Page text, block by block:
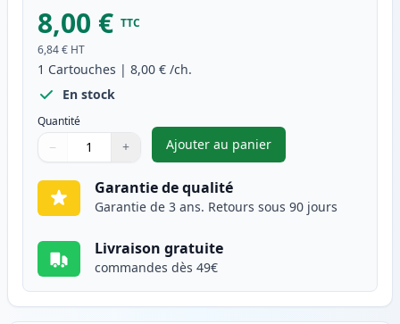
8,00 € TTC
6,84 € HT
1 Cartouches | 8,00 € /ch.
En stock
Quantité
Quantité
Utilisez les boutons pour ajuster
− +
Quantité
Ajouter au panier
,Brother LC3213M
Garantie de qualité
Garantie de 3 ans. Retours sous 90 jours
Livraison gratuite
commandes dès 49€